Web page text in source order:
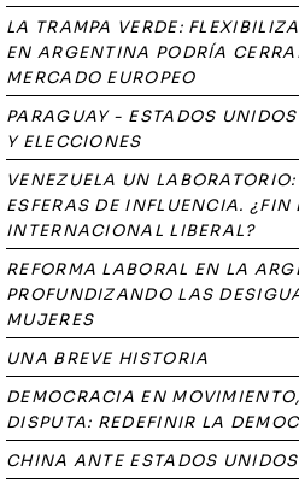
LA TRAMPA VERDE:
EN ARGENTINA PODRÍA
MERCADO EUROPEO
PARAGUAY - ESTADOS
Y ELECCIONES
VENEZUELA UN
ESFERAS DE INFLUENCIA. ¿FIN
INTERNACIONAL LIBERAL?
REFORMA LABORAL EN LA
PROFUNDIZANDO LAS
MUJERES
UNA BREVE HISTORIA
DEMOCRACIA EN
DISPUTA: REDEFINIR LA
CHINA ANTE ESTADOS UNIDOS